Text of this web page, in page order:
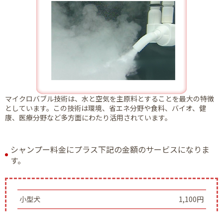
マイクロバブル技術は、水と空気を主原料とすることを最大の特徴
としています。この技術は環境、省エネ分野や食料、バイオ、健
康、医療分野など多方面にわたり活用されています。
シャンプー料金にプラス下記の金額のサービスになりま
す。
小型犬
1,100円